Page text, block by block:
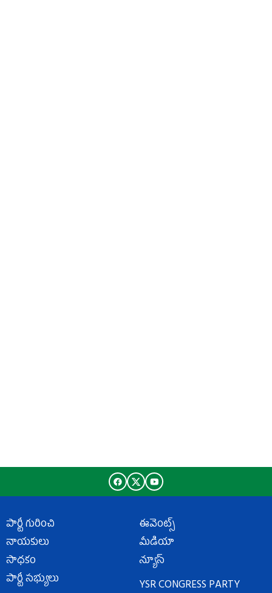
పార్టీ గురించి
నాయకులు
సాధకం
పార్టీ సభ్యులు
ఈవెంట్స్
మీడియా
న్యూస్
YSR CONGRESS PARTY